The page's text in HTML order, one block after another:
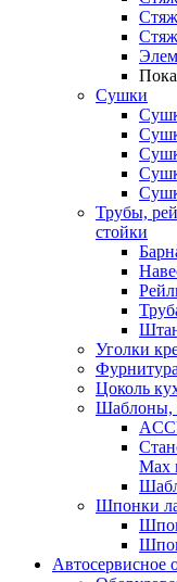
Сушки
Трубы,
стойки
Уголки
Цоколь
Шаблоны,
Max
Шпонки
Автосервисное